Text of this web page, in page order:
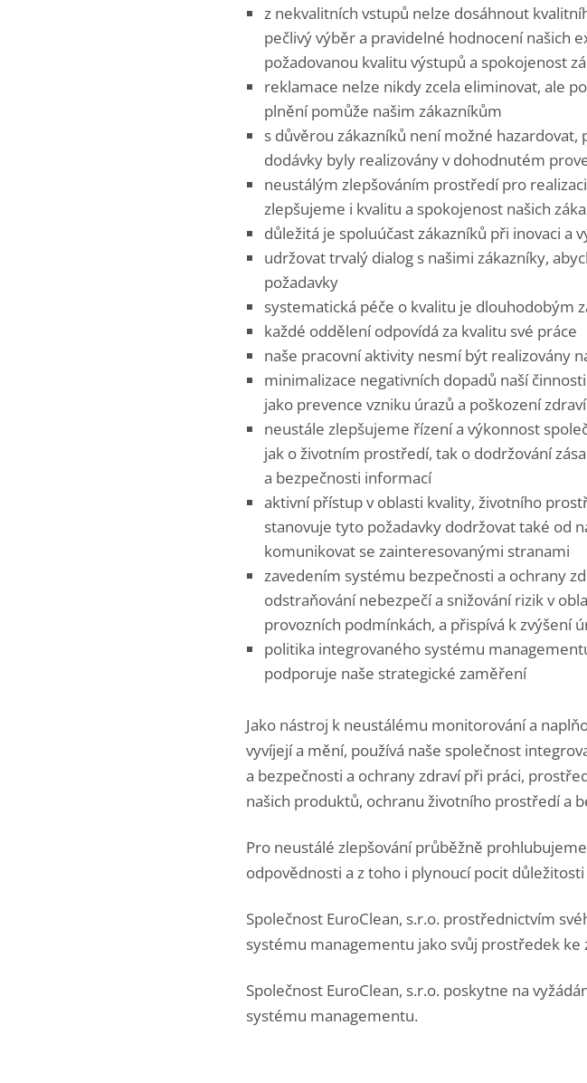
z nekvalitních vstupů nelze dosáhnout
pečlivý výběr a pravidelné hodnocení našich
požadovanou kvalitu výstupů a spokojenost
reklamace nelze nikdy zcela eliminovat, ale
plnění pomůže našim zákazníkům
s důvěrou zákazníků není možné
dodávky byly realizovány v dohodnutém
neustálým zlepšováním prostředí pro
zlepšujeme i kvalitu a spokojenost našich
důležitá je spoluúčast zákazníků při inovaci a
udržovat trvalý dialog s našimi zákazníky,
požadavky
systematická péče o kvalitu je dlouhodobým
každé oddělení odpovídá za kvalitu své práce
naše pracovní aktivity nesmí být realizovány
minimalizace negativních dopadů naší
jako prevence vzniku úrazů a poškození zdraví
neustále zlepšujeme řízení a výkonnost
jak o životním prostředí, tak o dodržování
a bezpečnosti informací
aktivní přístup v oblasti kvality, životního
stanovuje tyto požadavky dodržovat také od
komunikovat se zainteresovanými stranami
zavedením systému bezpečnosti a ochrany
odstraňování nebezpečí a snižování rizik v
provozních podmínkách, a přispívá k zvýšení
politika integrovaného systému
podporuje naše strategické zaměření
Jako nástroj k neustálému monitorování a
vyvíjejí a mění, používá naše společnost
a bezpečnosti a ochrany zdraví při práci,
našich produktů, ochranu životního prostředí a
Pro neustálé zlepšování průběžně
odpovědnosti a z toho i plynoucí pocit
Společnost EuroClean, s.r.o. prostřednictvím
systému managementu jako svůj prostředek ke
Společnost EuroClean, s.r.o. poskytne na
systému managementu.